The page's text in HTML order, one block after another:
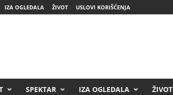
IZA OGLEDALA ŽIVOT USLOVI KORIŠĆENJA
SPEKTAR IZA OGLEDALA ŽIVOT